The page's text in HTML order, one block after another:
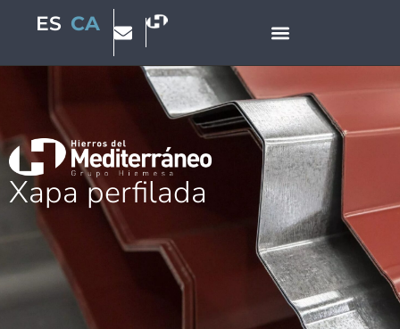
ES CA
Xapa perfilada